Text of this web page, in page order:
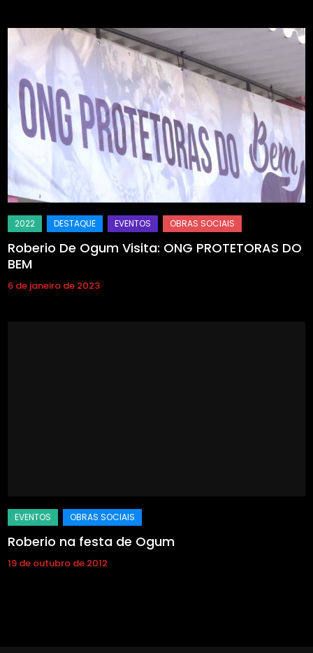
Roberio De Ogum Visita: ONG PROTETORAS DO
BEM
6 de janeiro de 2023
Roberio na festa de Ogum
19 de outubro de 2012